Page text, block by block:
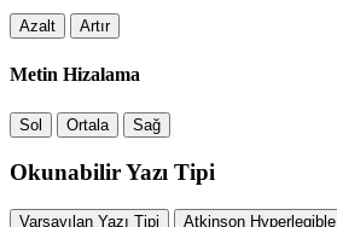
Azalt Artır
Metin Hizalama
Sol Ortala Sağ
Okunabilir Yazı Tipi
Varsayılan Yazı Tipi Atkinson Hyperlegible